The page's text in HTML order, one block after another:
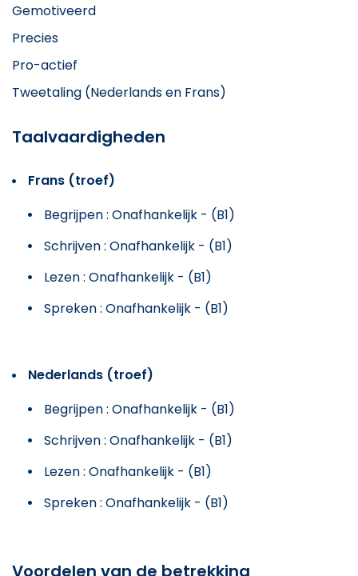
Gemotiveerd
Precies
Pro-actief
Tweetaling (Nederlands en Frans)
Taalvaardigheden
Frans (troef)
Begrijpen : Onafhankelijk - (B1)
Schrijven : Onafhankelijk - (B1)
Lezen : Onafhankelijk - (B1)
Spreken : Onafhankelijk - (B1)
Nederlands (troef)
Begrijpen : Onafhankelijk - (B1)
Schrijven : Onafhankelijk - (B1)
Lezen : Onafhankelijk - (B1)
Spreken : Onafhankelijk - (B1)
Voordelen van de betrekking